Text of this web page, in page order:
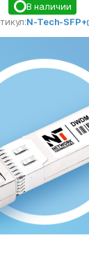
В наличии
N-Tech-SFP+